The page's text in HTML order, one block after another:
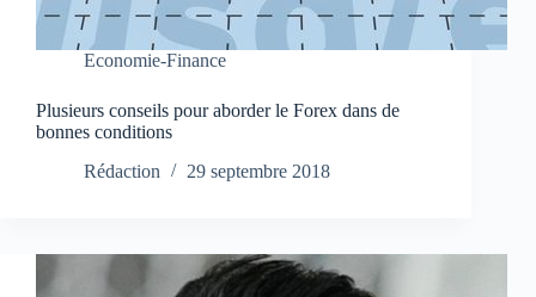
Economie-Finance
Plusieurs conseils pour aborder le Forex dans de
bonnes conditions
Rédaction
29 septembre 2018